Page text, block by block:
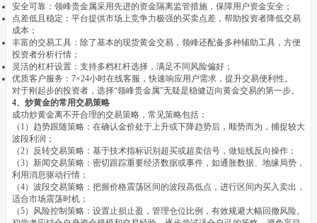
安全可靠：领峰贵金属采用先进的资金隔离监管措施，保障用户资金安全；
点差低且稳定：平台提供市场上竞争力极强的买卖点差，帮助投资者降低交易
成本；
丰富的交易工具：除了基本的现货黄金交易，领峰还配备多种辅助工具，方便
投资者分析行情；
灵活的杠杆设置：支持多档杠杆选择，满足不同风险偏好；
优质客户服务：7×24小时在线客服，快速响应用户需求，提升交易便利性。
对于刚起步的投资者，选择“领峰贵金属”无疑是稳健迈向黄金交易的第一步。
4、炒黄金的常用交易策略
成功炒黄金离不开合理的交易策略，常见策略包括：
（1）趋势跟随策略：在确认金价处于上升或下降趋势后，顺势而为，捕捉较大
波段利润；
（2）反转交易策略：基于技术指标识别超买或超卖信号，做短线反向操作；
（3）新闻交易策略：密切跟踪重要经济数据或事件，如通胀数据、地缘局势，
利用消息驱动行情；
（4）波段交易策略：把握价格震荡区间的波段高低点，进行区间内买入卖出，
适合市场震荡时机；
（5）风险控制策略：设置止损止盈，管理仓位比例，有效规避大幅回撤风险。